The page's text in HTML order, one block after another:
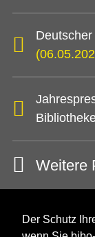
Der Schutz
Weitere